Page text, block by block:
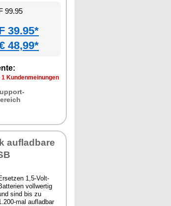
99.95
39.95*
48,99*
1 Kundenmeinungen
aufladbare
1,5-Volt-
vollwertig
sind bis zu
mal aufladbar